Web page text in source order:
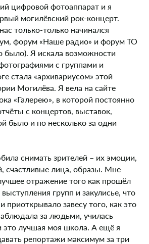
цифровой фотоаппарат и я
могилёвский рок-концерт.
только-только начинался
форум «Наше радио» и форум ТО
было). Я искала возможности
с группами и
стала «архивариусом» этой
Могилёва. Я вела на сайте
«Галерею», в которой постоянно
с концертов, выставок,
было и по несколько за одни
снимать зрителей – их эмоции,
счастливые лица, образы. Мне
отражение того как прошёл
групп и закулисье, что
приоткрывало завесу того, как это
за людьми, училась
это лучшая моя школа. А ещё я
репортажи максимум за три